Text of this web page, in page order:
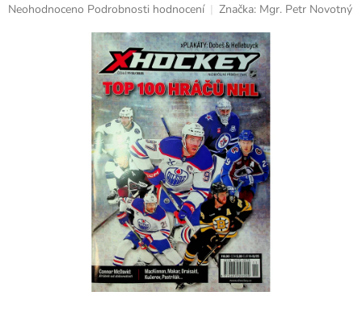
Průměrné
Neohodnoceno Podrobnosti hodnocení Značka: Mgr. Petr Novotný